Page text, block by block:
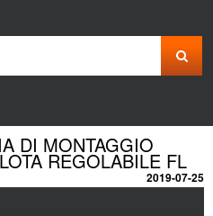
DI MONTAGGIO
REGOLABILE FL
2019-07-25